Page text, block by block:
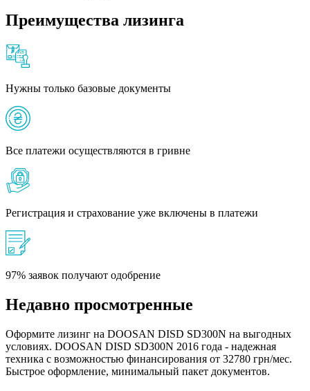
Преимущества лизинга
Нужны только базовые документы
Все платежи осуществляются в гривне
Регистрация и страхование уже включены в платежи
97% заявок получают одобрение
Недавно просмотренные
Оформите лизинг на DOOSAN DISD SD300N на выгодных
условиях. DOOSAN DISD SD300N 2016 года - надежная
техника с возможностью финансирования от 32780 грн/мес.
Быстрое оформление, минимальный пакет документов.